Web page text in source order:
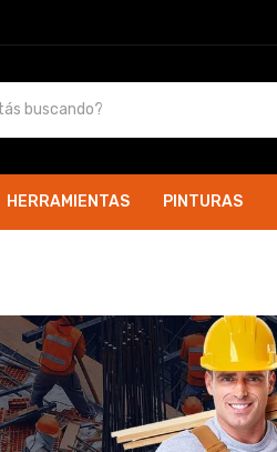
HERRAMIENTAS PINTURAS